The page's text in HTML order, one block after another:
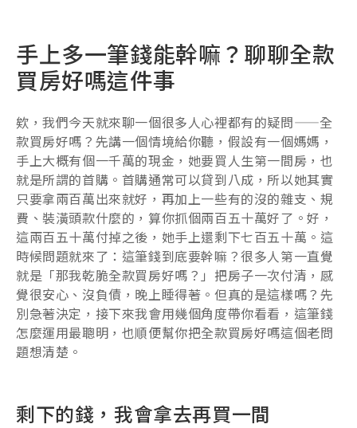
手上多一筆錢能幹嘛？聊聊全款
買房好嗎這件事
欸，我們今天就來聊一個很多人心裡都有的疑問——全
款買房好嗎？先講一個情境給你聽，假設有一個媽媽，
手上大概有個一千萬的現金，她要買人生第一間房，也
就是所謂的首購。首購通常可以貸到八成，所以她其實
只要拿兩百萬出來就好，再加上一些有的沒的雜支、規
費、裝潢頭款什麼的，算你抓個兩百五十萬好了。好，
這兩百五十萬付掉之後，她手上還剩下七百五十萬。這
時候問題就來了：這筆錢到底要幹嘛？很多人第一直覺
就是「那我乾脆全款買房好嗎？」把房子一次付清，感
覺很安心、沒負債，晚上睡得著。但真的是這樣嗎？先
別急著決定，接下來我會用幾個角度帶你看看，這筆錢
怎麼運用最聰明，也順便幫你把全款買房好嗎這個老問
題想清楚。
剩下的錢，我會拿去再買一間